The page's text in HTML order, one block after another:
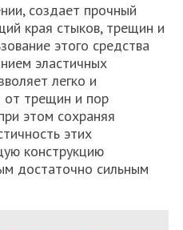
создает прочный
края стыков, трещин и
этого средства
эластичных
легко и
от трещин и пор
этом сохраняя
этих
конструкцию
достаточно сильным